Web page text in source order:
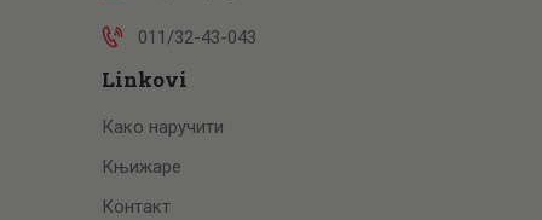
011/32-43-043
Linkovi
Како наручити
Књижаре
Контакт